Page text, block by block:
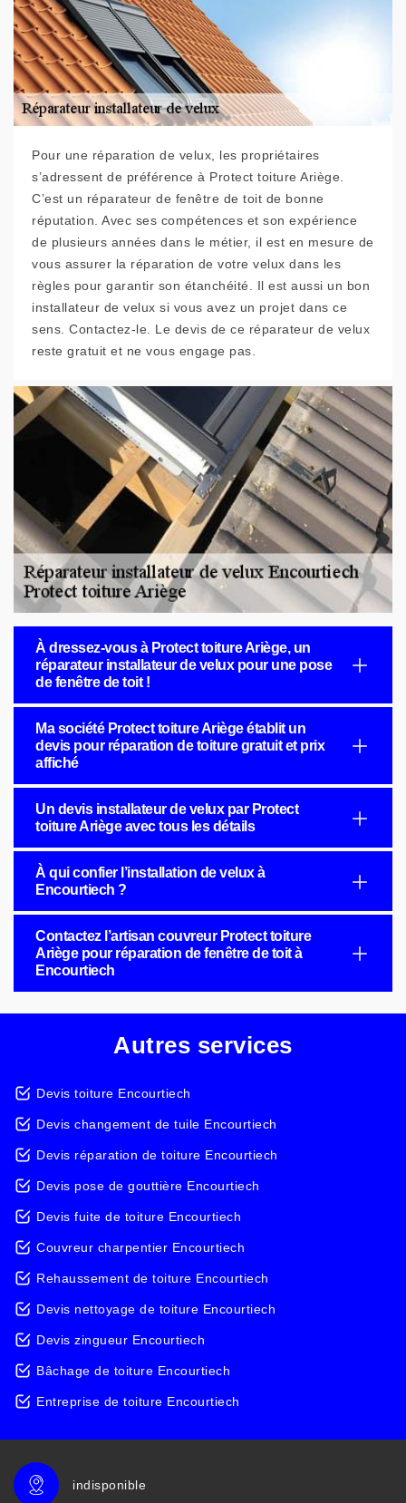
Pour une réparation de velux, les propriétaires
s’adressent de préférence à Protect toiture Ariège.
C’est un réparateur de fenêtre de toit de bonne
réputation. Avec ses compétences et son expérience
de plusieurs années dans le métier, il est en mesure de
vous assurer la réparation de votre velux dans les
règles pour garantir son étanchéité. Il est aussi un bon
installateur de velux si vous avez un projet dans ce
sens. Contactez-le. Le devis de ce réparateur de velux
reste gratuit et ne vous engage pas.
À dressez-vous à Protect toiture Ariège, un
réparateur installateur de velux pour une pose
de fenêtre de toit !
Ma société Protect toiture Ariège établit un
devis pour réparation de toiture gratuit et prix
affiché
Un devis installateur de velux par Protect
toiture Ariège avec tous les détails
À qui confier l’installation de velux à
Encourtiech ?
Contactez l’artisan couvreur Protect toiture
Ariège pour réparation de fenêtre de toit à
Encourtiech
Autres services
Devis toiture Encourtiech
Devis changement de tuile Encourtiech
Devis réparation de toiture Encourtiech
Devis pose de gouttière Encourtiech
Devis fuite de toiture Encourtiech
Couvreur charpentier Encourtiech
Rehaussement de toiture Encourtiech
Devis nettoyage de toiture Encourtiech
Devis zingueur Encourtiech
Bâchage de toiture Encourtiech
Entreprise de toiture Encourtiech
indisponible